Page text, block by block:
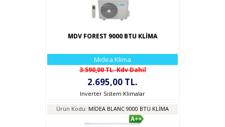
MDV FOREST 9000 BTU KLİMA
Midea Klima
3.590,00 TL. Kdv Dahil
2.695,00 TL.
Inverter Sistem Klimalar
Ürün Kodu: MİDEA BLANC 9000 BTU KLİMA